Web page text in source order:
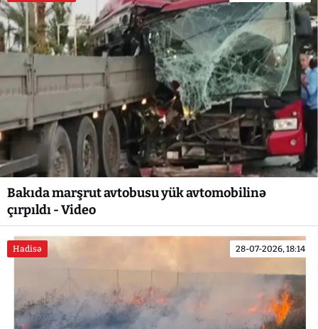
Bakıda marşrut avtobusu yük avtomobilinə
çırpıldı - Video
Hadisə 28-07-2026, 18:14